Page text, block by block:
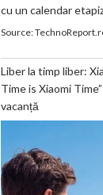
cu un calendar
Source:
Liber la timp liber:
Time is Xiaomi
vacanță